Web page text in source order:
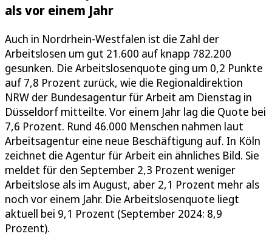
als vor einem Jahr
Auch in Nordrhein-Westfalen ist die Zahl der
Arbeitslosen um gut 21.600 auf knapp 782.200
gesunken. Die Arbeitslosenquote ging um 0,2 Punkte
auf 7,8 Prozent zurück, wie die Regionaldirektion
NRW der Bundesagentur für Arbeit am Dienstag in
Düsseldorf mitteilte. Vor einem Jahr lag die Quote bei
7,6 Prozent. Rund 46.000 Menschen nahmen laut
Arbeitsagentur eine neue Beschäftigung auf. In Köln
zeichnet die Agentur für Arbeit ein ähnliches Bild. Sie
meldet für den September 2,3 Prozent weniger
Arbeitslose als im August, aber 2,1 Prozent mehr als
noch vor einem Jahr. Die Arbeitslosenquote liegt
aktuell bei 9,1 Prozent (September 2024: 8,9
Prozent).